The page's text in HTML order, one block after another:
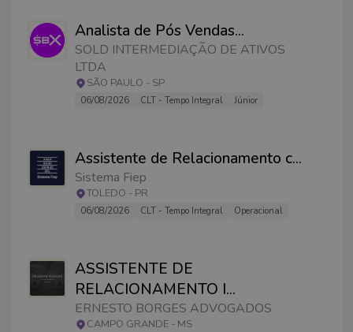
Analista de Pós Vendas...
SOLD INTERMEDIAÇÃO DE ATIVOS
LTDA
SÃO PAULO - SP
06/08/2026 CLT - Tempo Integral Júnior
Assistente de Relacionamento c...
Sistema Fiep
TOLEDO - PR
06/08/2026 CLT - Tempo Integral Operacional
ASSISTENTE DE
RELACIONAMENTO I...
ERNESTO BORGES ADVOGADOS
CAMPO GRANDE - MS